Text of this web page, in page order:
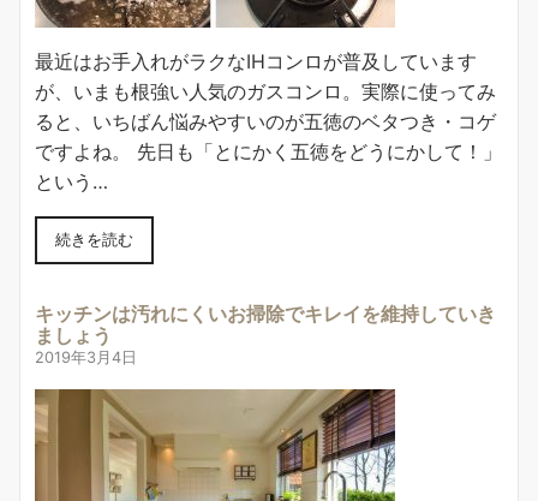
最近はお手入れがラクなIHコンロが普及しています
が、いまも根強い人気のガスコンロ。実際に使ってみ
ると、いちばん悩みやすいのが五徳のベタつき・コゲ
ですよね。 先日も「とにかく五徳をどうにかして！」
という…
続きを読む
キッチンは汚れにくいお掃除でキレイを維持していき
ましょう
2019年3月4日